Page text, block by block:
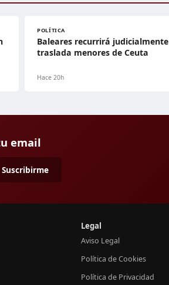
POLÍTICA
Baleares recurrirá
traslada menores de Ceuta
Hace 20h
email
Suscribirme
Legal
Aviso Legal
Política de Cookies
Política de Privacidad